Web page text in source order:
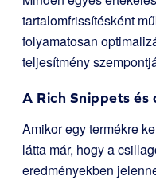
tartalomfrissítésként
folyamatosan
teljesítmény
A Rich Snippets
Amikor egy termékre
látta már, hogy a
eredményekben